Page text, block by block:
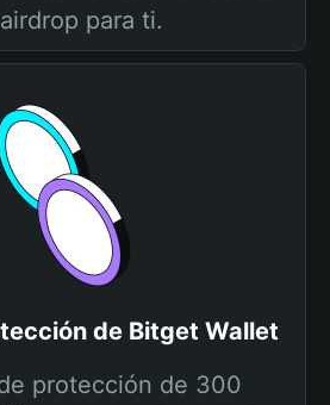
para ti.
de Bitget Wallet
protección de 300